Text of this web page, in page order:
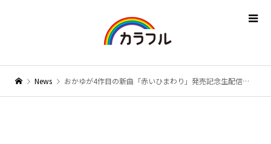
News おかゆが4作目の新曲「赤いひまわり」発売記念生配信ライブで熱唱！「令和のドラマチック歌謡になったらいいな」